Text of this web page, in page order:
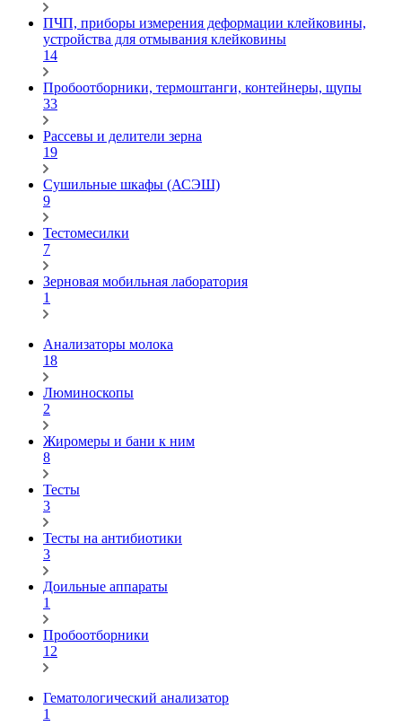
ПЧП, приборы измерения деформации клейковины,
устройства для отмывания клейковины
14
Пробоотборники, термоштанги, контейнеры, щупы
33
Рассевы и делители зерна
19
Сушильные шкафы (АСЭШ)
9
Тестомесилки
7
Зерновая мобильная лаборатория
1
Анализаторы молока
18
Люминоскопы
2
Жиромеры и бани к ним
8
Тесты
3
Тесты на антибиотики
3
Доильные аппараты
1
Пробоотборники
12
Гематологический анализатор
1